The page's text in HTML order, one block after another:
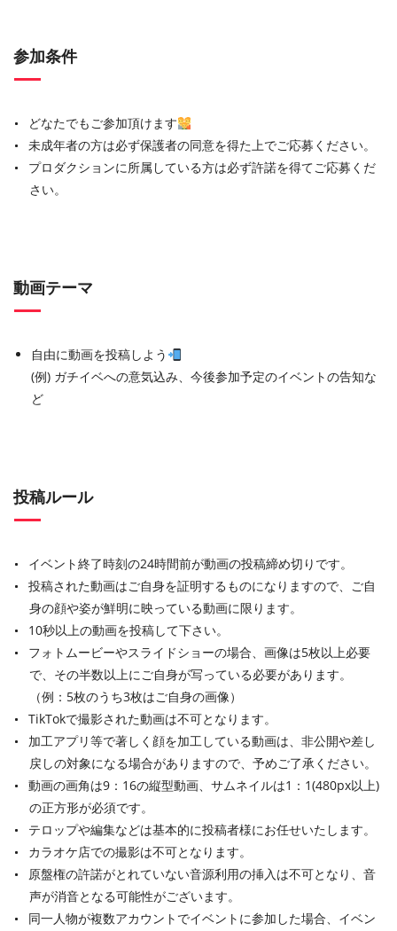
参加条件
どなたでもご参加頂けます
未成年者の方は必ず保護者の同意を得た上でご応募ください。
プロダクションに所属している方は必ず許諾を得てご応募くだ
さい。
動画テーマ
自由に動画を投稿しよう
(例) ガチイベへの意気込み、今後参加予定のイベントの告知な
ど
投稿ルール
イベント終了時刻の24時間前が動画の投稿締め切りです。
投稿された動画はご自身を証明するものになりますので、ご自
身の顔や姿が鮮明に映っている動画に限ります。
10秒以上の動画を投稿して下さい。
フォトムービーやスライドショーの場合、画像は5枚以上必要
で、その半数以上にご自身が写っている必要があります。
（例：5枚のうち3枚はご自身の画像）
TikTokで撮影された動画は不可となります。
加工アプリ等で著しく顔を加工している動画は、非公開や差し
戻しの対象になる場合がありますので、予めご了承ください。
動画の画角は9：16の縦型動画、サムネイルは1：1(480px以上)
の正方形が必須です。
テロップや編集などは基本的に投稿者様にお任せいたします。
カラオケ店での撮影は不可となります。
原盤権の許諾がとれていない音源利用の挿入は不可となり、音
声が消音となる可能性がございます。
同一人物が複数アカウントでイベントに参加した場合、イベン